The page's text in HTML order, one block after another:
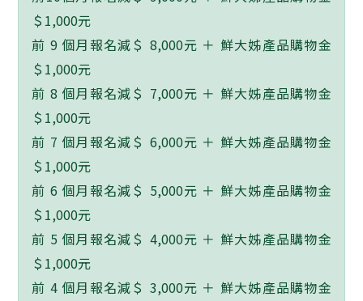
＄1,000元
前 9 個月報名減＄ 8,000元 ＋ 鮮大姊產品購物金
＄1,000元
前 8 個月報名減＄ 7,000元 ＋ 鮮大姊產品購物金
＄1,000元
前 7 個月報名減＄ 6,000元 ＋ 鮮大姊產品購物金
＄1,000元
前 6 個月報名減＄ 5,000元 ＋ 鮮大姊產品購物金
＄1,000元
前 5 個月報名減＄ 4,000元 ＋ 鮮大姊產品購物金
＄1,000元
前 4 個月報名減＄ 3,000元 ＋ 鮮大姊產品購物金